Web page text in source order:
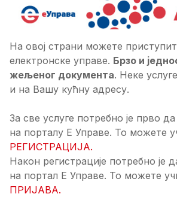
На овој страни можете
електронске управе. Брзо и
жељеног документа. Неке
и на Вашу кућну адресу.
За све услуге потребно је прво да
на порталу Е Управе. То можете
РЕГИСТРАЦИЈА.
Након регистрације потребно је
на портал Е Управе. То можете
ПРИЈАВА.